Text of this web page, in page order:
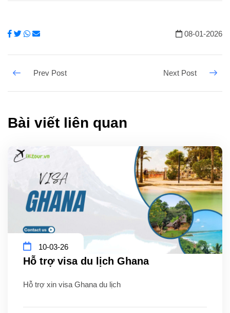
08-01-2026
Bài viết liên quan
10-03-26
Hỗ trợ visa du lịch Ghana
Hỗ trợ xin visa Ghana du lịch